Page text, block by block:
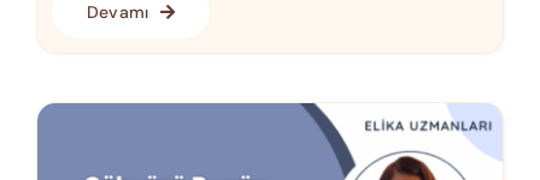
Devamı